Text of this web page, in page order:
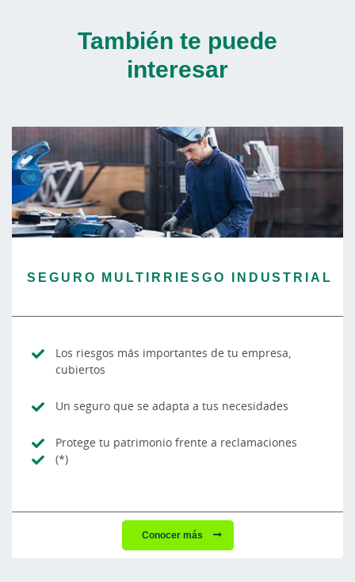
También te puede
interesar
SEGURO MULTIRRIESGO INDUSTRIAL
Los riesgos más importantes de tu empresa,
cubiertos
Un seguro que se adapta a tus necesidades
Protege tu patrimonio frente a reclamaciones
(*)
Conocer más